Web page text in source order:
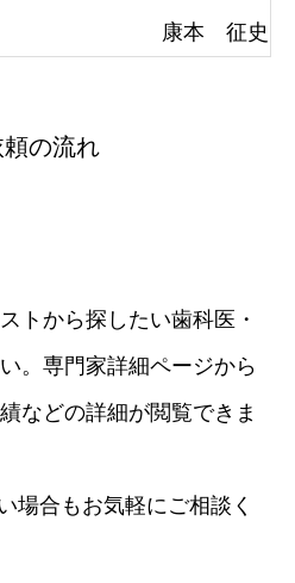
康本 征史
頼の流れ
トから探したい歯科医・
。専門家詳細ページから
などの詳細が閲覧できま
場合もお気軽にご相談く